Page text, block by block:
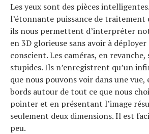
Les yeux sont des pièces
l’étonnante puissance de traitement
ils nous permettent d’interpréter
en 3D glorieuse sans avoir à
conscient. Les caméras, en revanche,
stupides. Ils n’enregistrent qu’un
que nous pouvons voir dans une
bords autour de tout ce que nous
pointer et en présentant l’image
seulement deux dimensions. Il est
peu.